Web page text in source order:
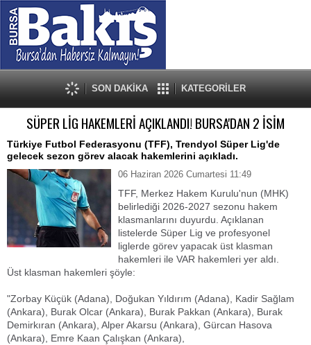
SON DAKİKA KATEGORİLER
SÜPER LİG HAKEMLERİ AÇIKLANDI! BURSA'DAN 2 İSİM
Türkiye Futbol Federasyonu (TFF), Trendyol Süper Lig'de
gelecek sezon görev alacak hakemlerini açıkladı.
06 Haziran 2026 Cumartesi 11:49
TFF, Merkez Hakem Kurulu'nun (MHK)
belirlediği 2026-2027 sezonu hakem
klasmanlarını duyurdu. Açıklanan
listelerde Süper Lig ve profesyonel
liglerde görev yapacak üst klasman
hakemleri ile VAR hakemleri yer aldı.
Üst klasman hakemleri şöyle:
"Zorbay Küçük (Adana), Doğukan Yıldırım (Adana), Kadir Sağlam
(Ankara), Burak Olcar (Ankara), Burak Pakkan (Ankara), Burak
Demirkıran (Ankara), Alper Akarsu (Ankara), Gürcan Hasova
(Ankara), Emre Kaan Çalışkan (Ankara),